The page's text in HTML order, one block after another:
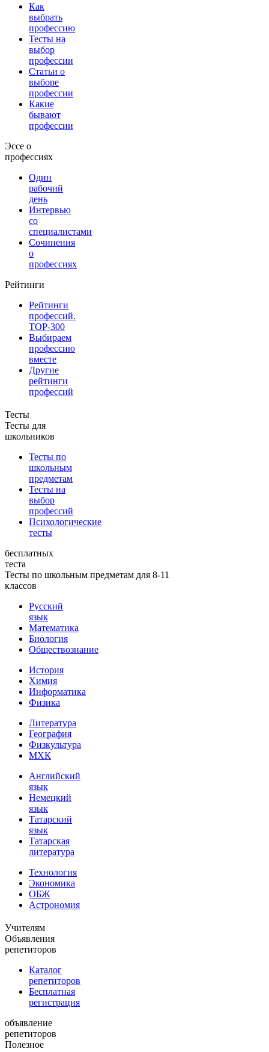
Как
выбрать
профессию
Тесты на
выбор
профессии
Статьи о
выборе
профессии
Какие
бывают
профессии
Эссе о
профессиях
Один
рабочий
день
Интервью
со
специалистами
Сочинения
о
профессиях
Рейтинги
Рейтинги
профессий.
TOP-300
Выбираем
профессию
вместе
Другие
рейтинги
профессий
Тесты
Тесты для
школьников
Тесты по
школьным
предметам
Тесты на
выбор
профессий
Психологические
тесты
бесплатных
теста
Тесты по школьным предметам для 8-11
классов
Русский
язык
Математика
Биология
Обществознание
История
Химия
Информатика
Физика
Литература
География
Физкультура
МХК
Английский
язык
Немецкий
язык
Татарский
язык
Татарская
литература
Технология
Экономика
ОБЖ
Астрономия
Учителям
Объявления
репетиторов
Каталог
репетиторов
Бесплатная
регистрация
объявление
репетиторов
Полезное